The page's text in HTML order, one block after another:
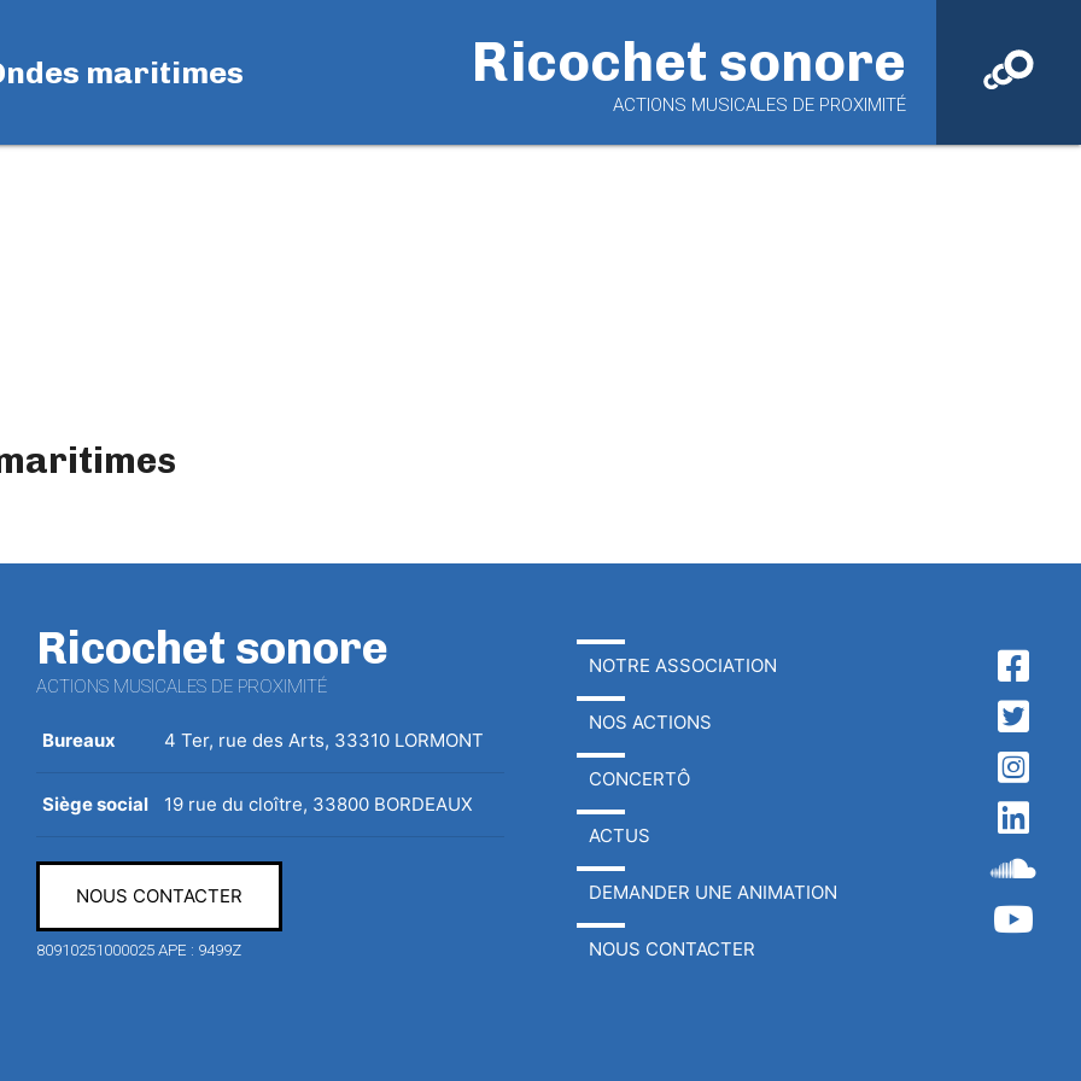
maritimes Ricochet sonore
ACTIONS MUSICALES DE PROXIMITÉ
Ricochet sonore
ACTIONS MUSICALES DE PROXIMITÉ
Bureaux 4 Ter, rue des Arts, 33310 LORMONT
Siège social 19 rue du cloître, 33800 BORDEAUX
NOUS CONTACTER
80910251000025 APE : 9499Z
NOTRE ASSOCIATION
NOS ACTIONS
CONCERTÔ
ACTUS
DEMANDER UNE ANIMATION
NOUS CONTACTER